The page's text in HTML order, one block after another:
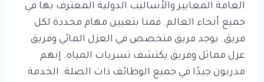
العامة المعايير والأساليب الدولية المعترف بها في
جميع أنحاء العالم. قمنا بتعيين مهام محددة لكل
فريق. يوجد فريق متخصص في العزل المائي وفريق
عزل مماثل وفريق يكتشف تسربات المياه. إنهم
مدربون جيدًا في جميع الوظائف ذات الصلة. الخدمة